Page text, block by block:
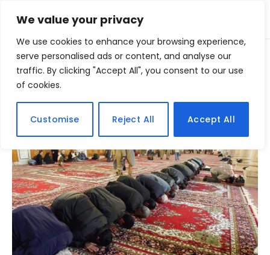
We value your privacy
We use cookies to enhance your browsing experience,
serve personalised ads or content, and analyse our
traffic. By clicking "Accept All", you consent to our use
of cookies.
Customise Reject All Accept All
Home » Posts Tagged "cristao"
BROWSING: